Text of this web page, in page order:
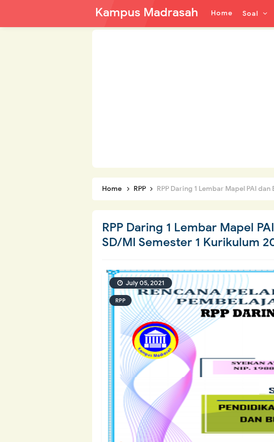
Kampus Madrasah Home Soal
Home RPP RPP Daring 1 Lembar Mapel PAI dan BP Kelas 5
RPP Daring 1 Lembar Mapel
SD/MI Semester 1 Kurikulum
RPP
July 05, 2021